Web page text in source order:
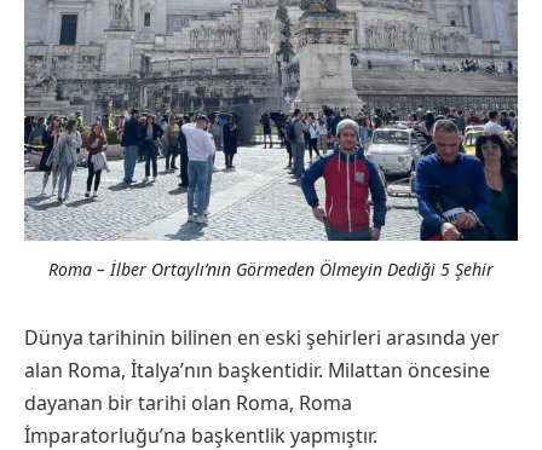
Roma – İlber Ortaylı’nın Görmeden Ölmeyin Dediği 5 Şehir
Dünya tarihinin bilinen en eski şehirleri arasında yer
alan Roma, İtalya’nın başkentidir. Milattan öncesine
dayanan bir tarihi olan Roma, Roma
İmparatorluğu’na başkentlik yapmıştır.